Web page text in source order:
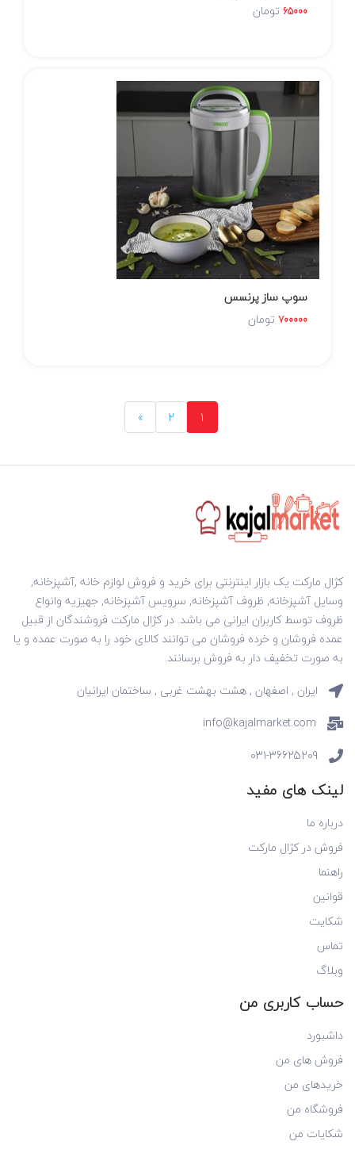
65000 تومان
سوپ ساز پرنسس
700000 تومان
1
2
»
کژال مارکت یک بازار اینترنتی برای خرید و فروش لوازم خانه ,آشپزخانه,
وسایل آشپزخانه, ظروف آشپزخانه, سرویس آشپزخانه, جهیزیه وانواع
ظروف توسط کاربران ایرانی می باشد. در کژال مارکت فروشندگان از قبیل
عمده فروشان و خرده فروشان می توانند کالای خود را به صورت عمده و یا
به صورت تخفیف دار به فروش برسانند.
ایران , اصفهان , هشت بهشت غربی , ساختمان ایرانیان
info@kajalmarket.com
031-36625209
لینک های مفید
درباره ما
فروش در کژال مارکت
راهنما
قوانین
شکایت
تماس
وبلاگ
حساب کاربری من
داشبورد
فروش های من
خریدهای من
فروشگاه من
شکایات من